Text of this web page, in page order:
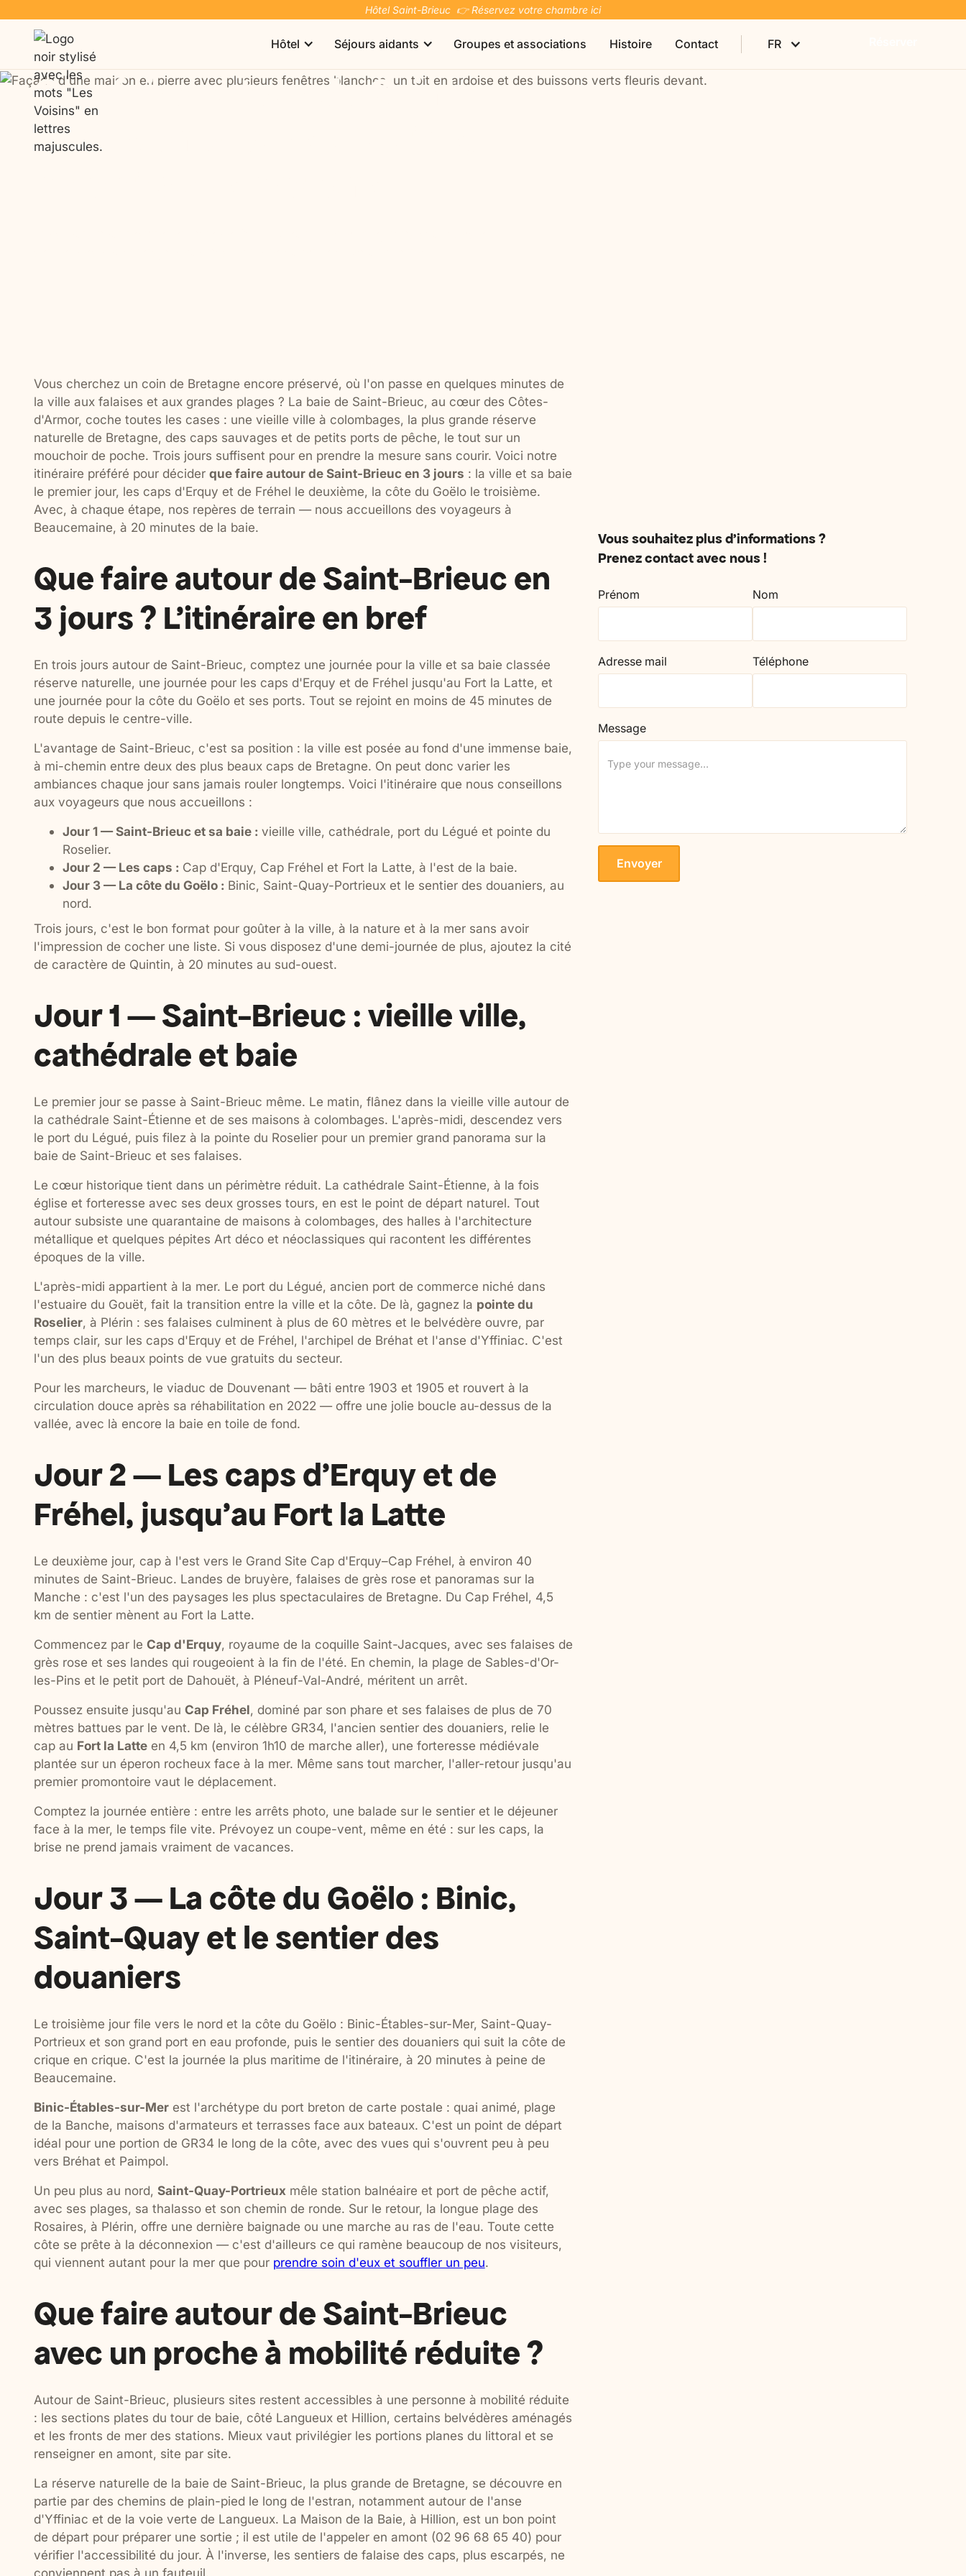
Hôtel Saint-Brieuc 👉 Réservez votre chambre ici
Hôtel Séjours aidants Groupes et associations Histoire Contact FR
Que faire autour de Saint-
Brieuc en 3 jours ? Visites,
Vous cherchez un coin de Bretagne encore préservé, où l'on passe en quelques minutes de
la ville aux falaises et aux grandes plages ? La baie de Saint-Brieuc, au cœur des Côtes-
d'Armor, coche toutes les cases : une vieille ville à colombages, la plus grande réserve
naturelle de Bretagne, des caps sauvages et de petits ports de pêche, le tout sur un
mouchoir de poche. Trois jours suffisent pour en prendre la mesure sans courir. Voici notre
itinéraire préféré pour décider que faire autour de Saint-Brieuc en 3 jours : la ville et sa baie
le premier jour, les caps d'Erquy et de Fréhel le deuxième, la côte du Goëlo le troisième.
Avec, à chaque étape, nos repères de terrain — nous accueillons des voyageurs à
Beaucemaine, à 20 minutes de la baie.
Que faire autour de Saint-Brieuc en
3 jours ? L'itinéraire en bref
En trois jours autour de Saint-Brieuc, comptez une journée pour la ville et sa baie classée
réserve naturelle, une journée pour les caps d'Erquy et de Fréhel jusqu'au Fort la Latte, et
une journée pour la côte du Goëlo et ses ports. Tout se rejoint en moins de 45 minutes de
route depuis le centre-ville.
L'avantage de Saint-Brieuc, c'est sa position : la ville est posée au fond d'une immense baie,
à mi-chemin entre deux des plus beaux caps de Bretagne. On peut donc varier les
ambiances chaque jour sans jamais rouler longtemps. Voici l'itinéraire que nous conseillons
aux voyageurs que nous accueillons :
Jour 1 — Saint-Brieuc et sa baie : vieille ville, cathédrale, port du Légué et pointe du
Roselier.
Jour 2 — Les caps : Cap d'Erquy, Cap Fréhel et Fort la Latte, à l'est de la baie.
Jour 3 — La côte du Goëlo : Binic, Saint-Quay-Portrieux et le sentier des douaniers, au
nord.
Trois jours, c'est le bon format pour goûter à la ville, à la nature et à la mer sans avoir
l'impression de cocher une liste. Si vous disposez d'une demi-journée de plus, ajoutez la cité
de caractère de Quintin, à 20 minutes au sud-ouest.
Jour 1 — Saint-Brieuc : vieille ville,
cathédrale et baie
Le premier jour se passe à Saint-Brieuc même. Le matin, flânez dans la vieille ville autour de
la cathédrale Saint-Étienne et de ses maisons à colombages. L'après-midi, descendez vers
le port du Légué, puis filez à la pointe du Roselier pour un premier grand panorama sur la
baie de Saint-Brieuc et ses falaises.
Le cœur historique tient dans un périmètre réduit. La cathédrale Saint-Étienne, à la fois
église et forteresse avec ses deux grosses tours, en est le point de départ naturel. Tout
autour subsiste une quarantaine de maisons à colombages, des halles à l'architecture
métallique et quelques pépites Art déco et néoclassiques qui racontent les différentes
époques de la ville.
L'après-midi appartient à la mer. Le port du Légué, ancien port de commerce niché dans
l'estuaire du Gouët, fait la transition entre la ville et la côte. De là, gagnez la pointe du
Roselier, à Plérin : ses falaises culminent à plus de 60 mètres et le belvédère ouvre, par
temps clair, sur les caps d'Erquy et de Fréhel, l'archipel de Bréhat et l'anse d'Yffiniac. C'est
l'un des plus beaux points de vue gratuits du secteur.
Pour les marcheurs, le viaduc de Douvenant — bâti entre 1903 et 1905 et rouvert à la
circulation douce après sa réhabilitation en 2022 — offre une jolie boucle au-dessus de la
vallée, avec là encore la baie en toile de fond.
Jour 2 — Les caps d'Erquy et de
Fréhel, jusqu'au Fort la Latte
Le deuxième jour, cap à l'est vers le Grand Site Cap d'Erquy–Cap Fréhel, à environ 40
minutes de Saint-Brieuc. Landes de bruyère, falaises de grès rose et panoramas sur la
Manche : c'est l'un des paysages les plus spectaculaires de Bretagne. Du Cap Fréhel, 4,5
km de sentier mènent au Fort la Latte.
Commencez par le Cap d'Erquy, royaume de la coquille Saint-Jacques, avec ses falaises de
grès rose et ses landes qui rougeoient à la fin de l'été. En chemin, la plage de Sables-d'Or-
les-Pins et le petit port de Dahouët, à Pléneuf-Val-André, méritent un arrêt.
Poussez ensuite jusqu'au Cap Fréhel, dominé par son phare et ses falaises de plus de 70
mètres battues par le vent. De là, le célèbre GR34, l'ancien sentier des douaniers, relie le
cap au Fort la Latteen 4,5 km (environ 1h10 de marche aller), une forteresse médiévale
plantée sur un éperon rocheux face à la mer. Même sans tout marcher, l'aller-retour jusqu'au
premier promontoire vaut le déplacement.
Comptez la journée entière : entre les arrêts photo, une balade sur le sentier et le déjeuner
face à la mer, le temps file vite. Prévoyez un coupe-vent, même en été : sur les caps, la
brise ne prend jamais vraiment de vacances.
Jour 3 — La côte du Goëlo : Binic,
Saint-Quay et le sentier des
douaniers
Le troisième jour file vers le nord et la côte du Goëlo : Binic-Étables-sur-Mer, Saint-Quay-
Portrieux et son grand port en eau profonde, puis le sentier des douaniers qui suit la côte de
crique en crique. C'est la journée la plus maritime de l'itinéraire, à 20 minutes à peine de
Beaucemaine.
Binic-Étables-sur-Merest l'archétype du port breton de carte postale : quai animé, plage
de la Banche, maisons d'armateurs et terrasses face aux bateaux. C'est un point de départ
idéal pour une portion de GR34 le long de la côte, avec des vues qui s'ouvrent peu à peu
vers Bréhat et Paimpol.
Un peu plus au nord, Saint-Quay-Portrieux mêle station balnéaire et port de pêche actif,
avec ses plages, sa thalasso et son chemin de ronde. Sur le retour, la longue plage des
Rosaires, à Plérin, offre une dernière baignade ou une marche au ras de l'eau. Toute cette
côte se prête à la déconnexion — c'est d'ailleurs ce qui ramène beaucoup de nos visiteurs,
qui viennent autant pour la mer que pour prendre soin d'eux et souffler un peu.
Que faire autour de Saint-Brieuc
avec un proche à mobilité réduite ?
Autour de Saint-Brieuc, plusieurs sites restent accessibles à une personne à mobilité réduite
: les sections plates du tour de baie, côté Langueux et Hillion, certains belvédères aménagés
et les fronts de mer des stations. Mieux vaut privilégier les portions planes du littoral et se
renseigner en amont, site par site.
La réserve naturelle de la baie de Saint-Brieuc, la plus grande de Bretagne, se découvre en
partie par des chemins de plain-pied le long de l'estran, notamment autour de l'anse
d'Yffiniac et de la voie verte de Langueux. La Maison de la Baie, à Hillion, est un bon point
de départ pour préparer une sortie ; il est utile de l'appeler en amont (02 96 68 65 40) pour
vérifier l'accessibilité du jour. À l'inverse, les sentiers de falaise des caps, plus escarpés, ne
conviennent pas à un fauteuil.
Vous souhaitez plus d'informations ?
Prenez contact avec nous !
Prénom Nom
Adresse mail Téléphone
Message